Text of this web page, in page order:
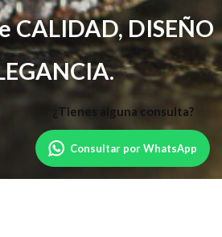
CALIDAD, DISEÑO
Consultar por WhatsApp